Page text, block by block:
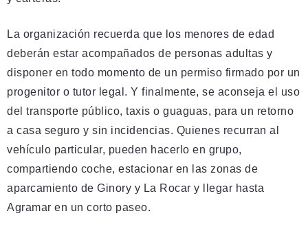
La organización recuerda que los menores de edad
deberán estar acompañados de personas adultas y
disponer en todo momento de un permiso firmado por un
progenitor o tutor legal. Y finalmente, se aconseja el uso
del transporte público, taxis o guaguas, para un retorno
a casa seguro y sin incidencias. Quienes recurran al
vehículo particular, pueden hacerlo en grupo,
compartiendo coche, estacionar en las zonas de
aparcamiento de Ginory y La Rocar y llegar hasta
Agramar en un corto paseo.